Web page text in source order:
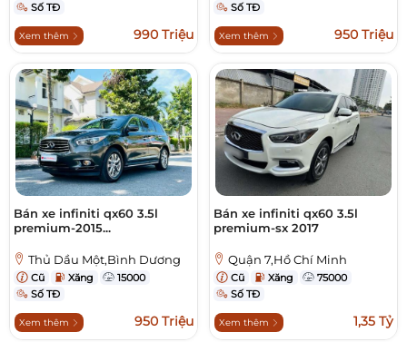
Số TĐ
Xem thêm 990 Triệu
Số TĐ
Xem thêm 950 Triệu
Bán xe infiniti qx60 3.5l
premium-2015...
Thủ Dầu Một,Bình Dương
Cũ Xăng
15000
Số TĐ
Xem thêm 950 Triệu
Bán xe infiniti qx60 3.5l
premium-sx 2017
Quận 7,Hồ Chí Minh
Cũ Xăng
75000
Số TĐ
Xem thêm 1,35 Tỷ